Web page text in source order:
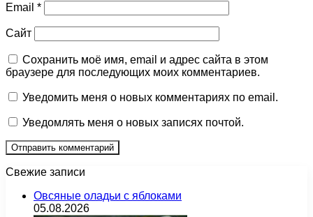
Email *
Сайт
Сохранить моё имя, email и адрес сайта в этом
браузере для последующих моих комментариев.
Уведомить меня о новых комментариях по email.
Уведомлять меня о новых записях почтой.
Свежие записи
Овсяные оладьи с яблоками
05.08.2026